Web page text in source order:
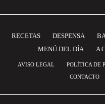
RECETAS DESPENSA
MENÚ DEL DÍA
A
AVISO LEGAL POLÍTICA DE
CONTACTO